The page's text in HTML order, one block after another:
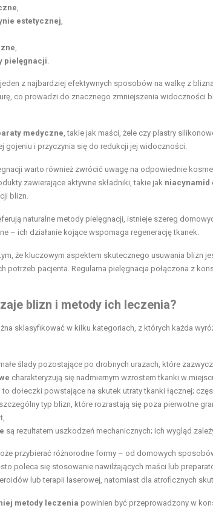
estetycznej
pielęgnacji
z najbardziej efektywnych sposobów na walkę z
co prowadzi do znacznego zmniejszenia widoczności
medyczne , takie jak maści, żele czy plastry
gojeniu i przyczynia się do redukcji jej widoczności.
warto również zwrócić uwagę na odpowiednie
zawierające aktywne składniki, takie jak niacynamid
blizn.
naturalne metody pielęgnacji, istnieje szereg
– ich działanie kojące wspomaga regenerację tkanek.
że kluczowym aspektem skutecznego usuwania
potrzeb pacjenta. Regularna pielęgnacja połączona z
blizn i metody ich leczenia?
sklasyfikować w kilku kategoriach, z których każda
ślady pozostające po drobnych urazach, które
charakteryzują się nadmiernym wzrostem tkanki w
to dołeczki powstające na skutek utraty tkanki łącznej;
typ blizn, które rozrastają się poza pierwotne
są rezultatem uszkodzeń mechanicznych; ich wygląd
przybierać różnorodne formy – od domowych
poleca się stosowanie nawilżających maści lub
lub terapii laserowej, natomiast dla atroficznych
metody leczenia powinien być przeprowadzony w